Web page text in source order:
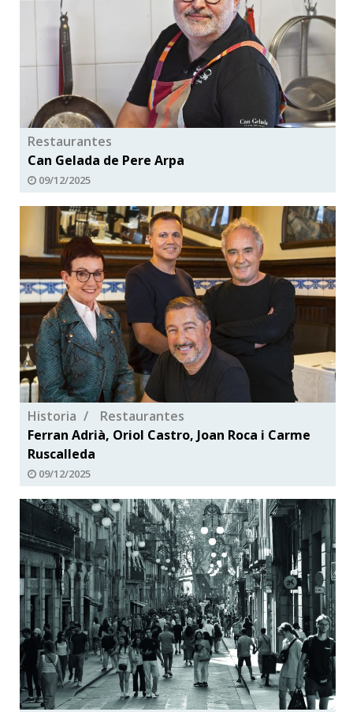
Restaurantes
Can Gelada de Pere Arpa
09/12/2025
Historia
Restaurantes
Ferran Adrià, Oriol Castro, Joan Roca i Carme
Ruscalleda
09/12/2025